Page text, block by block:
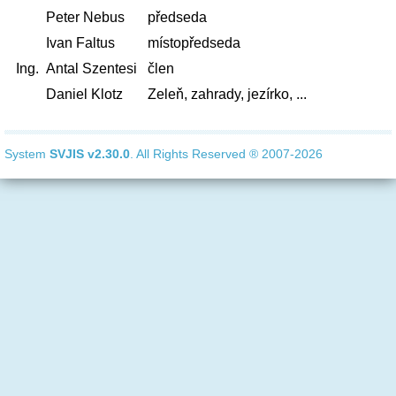
Peter Nebus
předseda
Ivan Faltus
místopředseda
Ing. Antal Szentesi
člen
Daniel Klotz
Zeleň, zahrady, jezírko, ...
System SVJIS v2.30.0. All Rights Reserved ® 2007-2026